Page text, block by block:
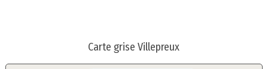
Carte grise Villepreux